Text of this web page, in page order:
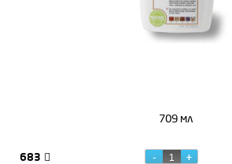
709 мл
683